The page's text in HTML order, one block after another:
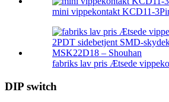
mini vippekontakt KCD11-
fabriks lav pris Ætsede
DIP switch